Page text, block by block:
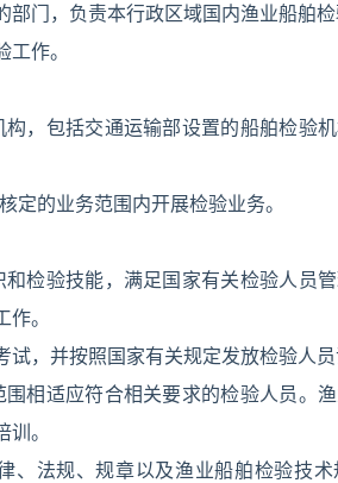
门，负责本行政区域国内渔业船舶检
作。
，包括交通运输部设置的船舶检验
定的业务范围内开展检验业务。
检验技能，满足国家有关检验人员
。
，并按照国家有关规定发放检验人员
相适应符合相关要求的检验人员。
。
、法规、规章以及渔业船舶检验技